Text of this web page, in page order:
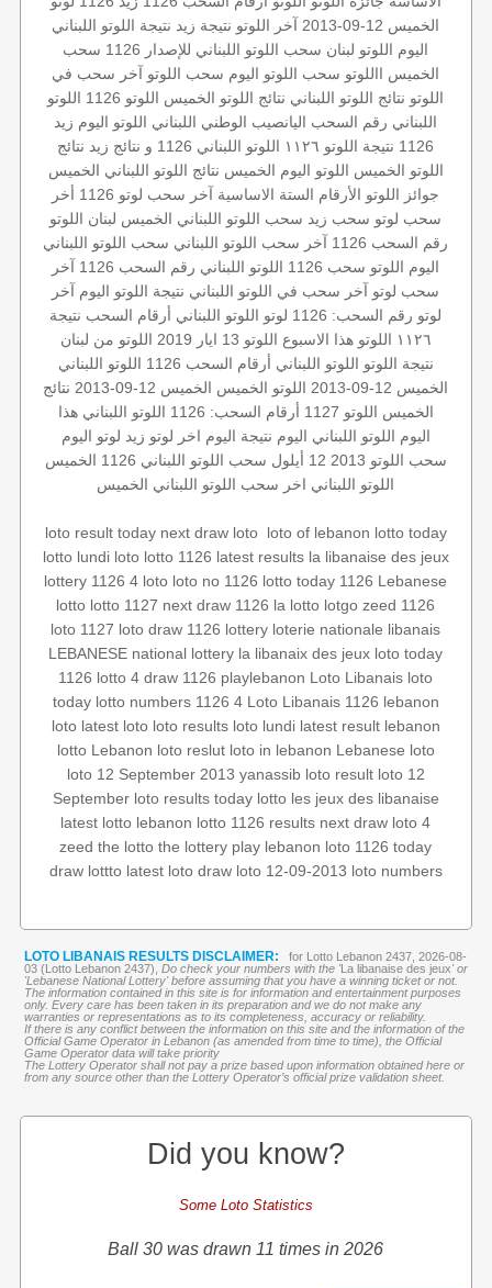
الخميس 12-09-2013
آخر اللوتو نتيجة زيد نتيجة اللوتو اللبناني
اليوم اللوتو لبنان سحب اللوتو اللبناني للإصدار 1126
سحب
الخميس االلوتو سحب اللوتو اليوم سحب اللوتو آخر سحب في
اللوتو نتائج اللوتو اللبناني نتائج اللوتو الخميس اللوتو 1126
اللوتو
اللبناني رقم السحب اليانصيب الوطني اللبناني اللوتو اليوم زيد
1126 نتيجة اللوتو ١١٢٦ اللوتو اللبناني 1126 و نتائج زيد
نتائج
اللوتو الخميس اللوتو اليوم الخميس نتائج اللوتو اللبناني الخميس
جوائز اللوتو الأرقام الستة الاساسية آخر سحب لوتو 1126
أخر
سحب لوتو سحب زيد سحب اللوتو اللبناني الخميس لبنان اللوتو
رقم السحب 1126
آخر سحب اللوتو اللبناني سحب اللوتو اللبناني
اليوم اللوتو سحب 1126 اللوتو اللبناني رقم السحب 1126
آخر
سحب لوتو آخر سحب في اللوتو اللبناني نتيجة اللوتو اليوم آخر
لوتو رقم السحب: 1126 لوتو اللوتو اللبناني أرقام السحب نتيجة
١١٢٦ اللوتو هذا الاسبوع اللوتو 13 ايار 2019
اللوتو من لبنان
نتيجة اللوتو اللوتو اللبناني أرقام السحب 1126
اللوتو اللبناني
الخميس 12-09-2013
اللوتو الخميس الخميس 12-09-2013
نتائج
الخميس اللوتو 1127 أرقام السحب: 1126
اللوتو اللبناني هذا
اليوم اللوتو اللبناني اليوم نتيجة اليوم اخر لوتو زيد لوتو اليوم
سحب اللوتو 2013 12 أيلول
سحب اللوتو اللبناني 1126 الخميس
اللوتو اللبناني اخر سحب اللوتو اللبناني الخميس
loto result today next draw loto loto of lebanon lotto today
lotto lundi loto lotto 1126 latest results la libanaise des jeux
lottery 1126 4 loto loto no 1126 lotto today 1126 Lebanese
lotto lotto 1127 next draw 1126 la lotto lotgo zeed 1126
loto 1127 loto draw 1126 lottery loterie nationale libanais
LEBANESE national lottery la libanaix des jeux loto today
1126 lotto 4 draw 1126 playlebanon Loto Libanais loto
today lotto numbers 1126 4 Loto Libanais 1126 lebanon
loto latest loto loto results loto lundi latest result lebanon
lotto Lebanon loto reslut loto in lebanon Lebanese loto
loto 12 September 2013 yanassib loto result loto 12
September loto results today lotto les jeux des libanaise
latest lotto lebanon lotto 1126 results next draw loto 4
zeed the lotto the lottery play lebanon loto 1126 today
draw lottto latest loto draw loto 12-09-2013 loto numbers
LOTO LIBANAIS RESULTS DISCLAIMER:
for Lotto Lebanon 2437, 2026-08-
03 (Lotto Lebanon 2437), Do check your numbers with the 'La libanaise des jeux' or
'Lebanese National Lottery' before assuming that you have a winning ticket or not.
The information contained in this site is for information and entertainment purposes
only. Every care has been taken in its preparation and we do not make any
warranties or representations as to its completeness, accuracy or reliability.
If there is any conflict between the information on this site and the information of the
Official Game Operator in Lebanon (as amended from time to time), the Official
Game Operator data will take priority
The Lottery Operator shall not pay a prize based upon information obtained here or
from any source other than the Lottery Operator’s official prize validation sheet.
Did you know?
Some Loto Statistics
Ball 30 was drawn 11 times in 2026